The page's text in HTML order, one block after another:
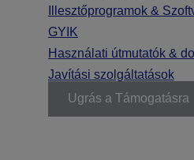
Illesztőprogramok &
GYIK
Használati útmutatók &
Javítási szolgáltatások
Ugrás a Támogatásra